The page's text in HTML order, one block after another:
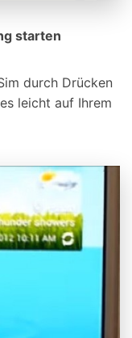
starten
durch Drücken
leicht auf Ihrem